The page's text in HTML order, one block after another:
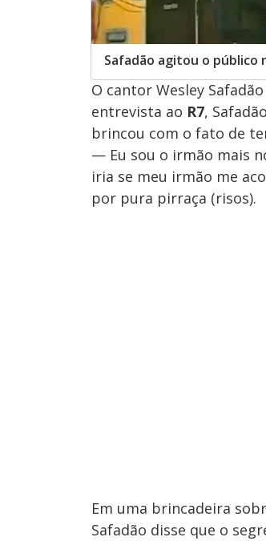
Safadão agitou o público
O cantor Wesley
entrevista ao R7,
brincou com o fato de
— Eu sou o irmão mais
iria se meu irmão me
por pura pirraça (risos).
Em uma brincadeira
Safadão disse que o